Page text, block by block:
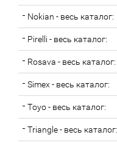
Nokian - весь каталог:
Pirelli - весь каталог:
Rosava - весь каталог:
Simex - весь каталог:
Toyo - весь каталог:
Triangle - весь каталог: